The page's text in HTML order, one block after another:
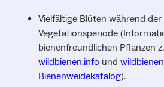
Vielfältige Blüten während der
Vegetationsperiode
bienenfreundlichen Pflanzen
wildbienen.info und
Bienenweidekatalog).